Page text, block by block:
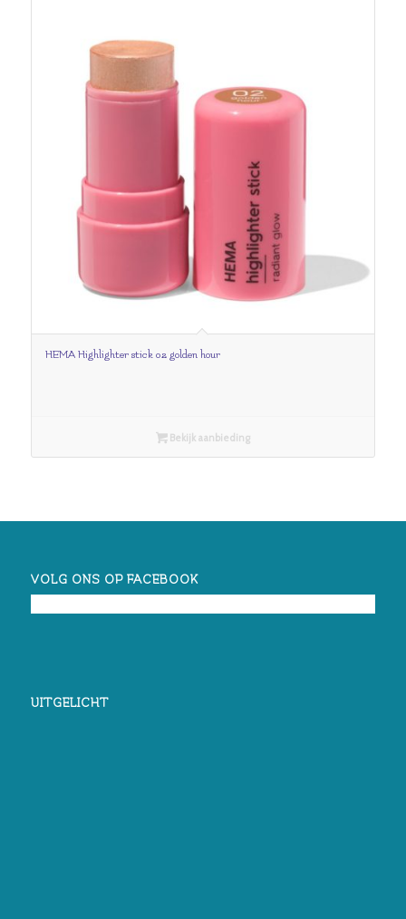
HEMA Highlighter stick 02 golden hour
Bekijk aanbieding
VOLG ONS OP FACEBOOK
UITGELICHT